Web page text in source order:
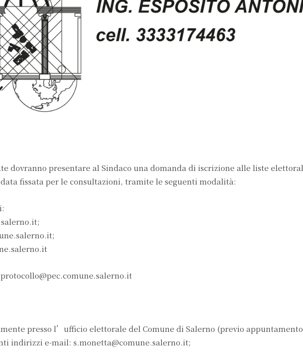
dovranno presentare al Sindaco una domanda di iscrizione alle liste
fissata per le consultazioni, tramite le seguenti modalità:
presso l’ufficio elettorale del Comune di Salerno (previo
indirizzi e-mail: s.monetta@comune.salerno.it;